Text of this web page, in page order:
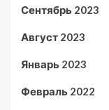
Сентябрь 2023
Август 2023
Январь 2023
Февраль 2022